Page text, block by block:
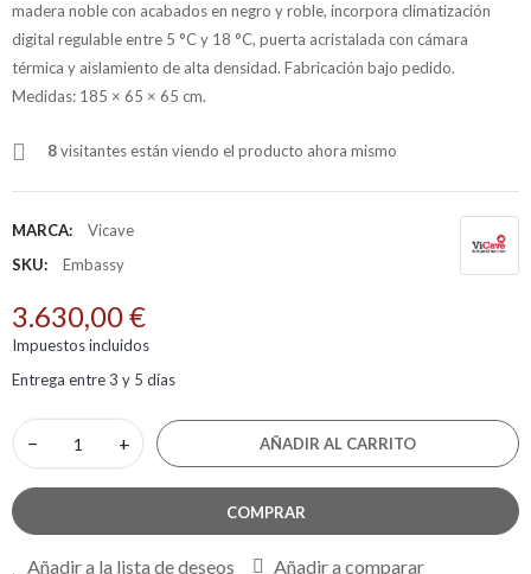
madera noble con acabados en negro y roble, incorpora climatización
digital regulable entre 5 °C y 18 °C, puerta acristalada con cámara
térmica y aislamiento de alta densidad. Fabricación bajo pedido.
Medidas: 185 × 65 × 65 cm.
8visitantes están viendo el producto ahora mismo
MARCA:
Vicave
SKU:
Embassy
3.630,00 €
Impuestos incluidos
Entrega entre 3 y 5 días
− + AÑADIR AL CARRITO
COMPRAR
Añadir a la lista de deseos Añadir a comparar